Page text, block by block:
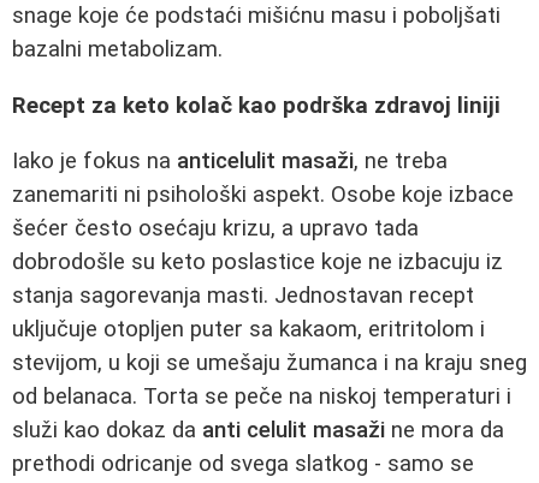
snage koje će podstaći mišićnu masu i poboljšati
bazalni metabolizam.
Recept za keto kolač kao podrška zdravoj liniji
Iako je fokus na anticelulit masaži, ne treba
zanemariti ni psihološki aspekt. Osobe koje izbace
šećer često osećaju krizu, a upravo tada
dobrodošle su keto poslastice koje ne izbacuju iz
stanja sagorevanja masti. Jednostavan recept
uključuje otopljen puter sa kakaom, eritritolom i
stevijom, u koji se umešaju žumanca i na kraju sneg
od belanaca. Torta se peče na niskoj temperaturi i
služi kao dokaz da anti celulit masaži ne mora da
prethodi odricanje od svega slatkog - samo se